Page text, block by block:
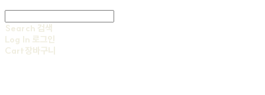
Search 검색
Log In 로그인
Cart장바구니